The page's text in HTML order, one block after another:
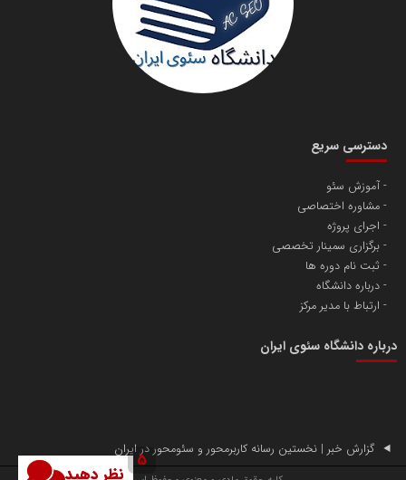
5
دانشگاه سئوی ایران
پایگاه اطلاع رسانی اعتلای نهادهای مردمی
آهن و فولاد غدیر ایرانیان
تامین آهن اسفنجی تولیدکنندگان فولاد در کشور
مریم حاج نوروز نظری
مسعودصادقی
دسترسی سریع
آموزش سئو
مشاوره اختصاصی
اجرای پروژه
برگزاری سمینار تخصصی
ثبت نام دوره ها
درباره دانشگاه
ارتباط با مدیر مرکز
درباره دانشگاه سئوی ایران
گزارش خبر | نخستین رسانه کاربرمحور و سئومحور در ایران